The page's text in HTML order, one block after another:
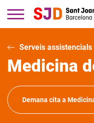
contingut
Serveis assistencials
Medicina
Demana cita a